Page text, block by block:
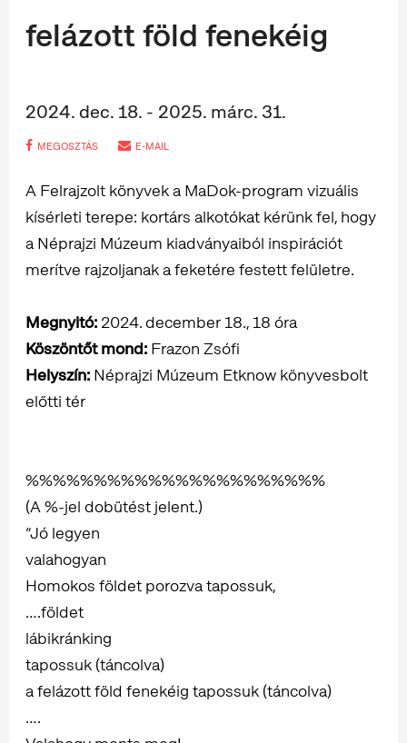
felázott föld fenekéig
2024. dec. 18. - 2025. márc. 31.
MEGOSZTÁS E-MAIL
A Felrajzolt könyvek a MaDok-program vizuális
kísérleti terepe: kortárs alkotókat kérünk fel, hogy
a Néprajzi Múzeum kiadványaiból inspirációt
merítve rajzoljanak a feketére festett felületre.
Megnyitó: 2024. december 18., 18 óra
Köszöntőt mond: Frazon Zsófi
Helyszín: Néprajzi Múzeum Etknow könyvesbolt
előtti tér
%%%%%%%%%%%%%%%%%%%%%%
(A %-jel dobütést jelent.)
“Jó legyen
valahogyan
Homokos földet porozva tapossuk,
….földet
lábikránking
tapossuk (táncolva)
a felázott föld fenekéig tapossuk (táncolva)
….